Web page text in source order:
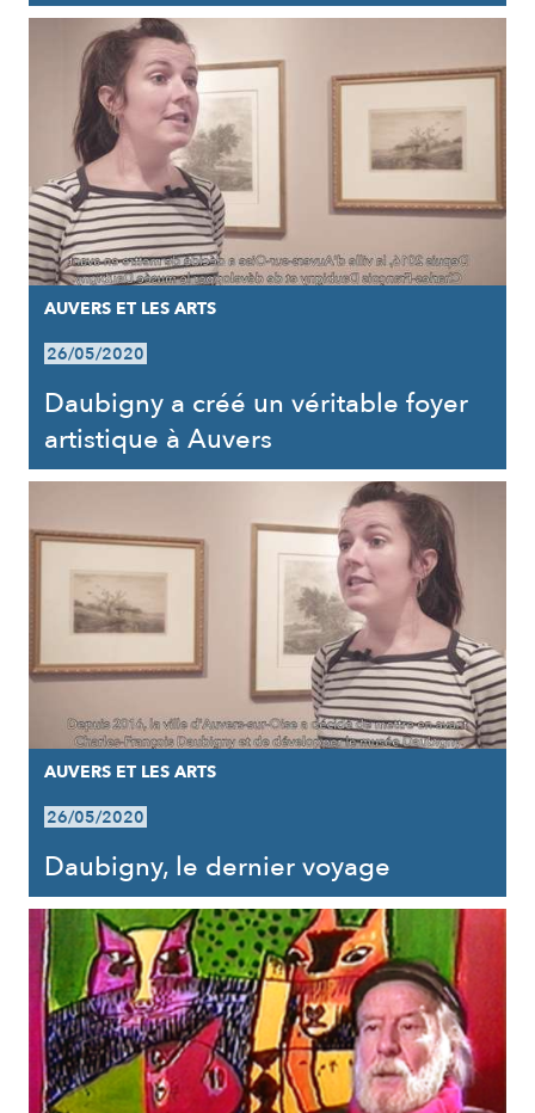
AUVERS ET LES ARTS
26/05/2020
Daubigny a créé un véritable foyer
artistique à Auvers
AUVERS ET LES ARTS
26/05/2020
Daubigny, le dernier voyage